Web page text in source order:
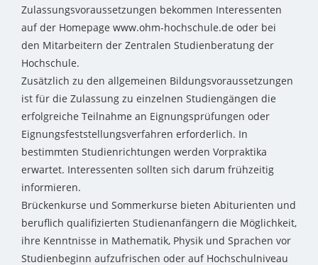
Zulassungsvoraussetzungen bekommen Interessenten
auf der Homepage www.ohm-hochschule.de oder bei
den Mitarbeitern der Zentralen Studienberatung der
Hochschule.
Zusätzlich zu den allgemeinen Bildungsvoraussetzungen
ist für die Zulassung zu einzelnen Studiengängen die
erfolgreiche Teilnahme an Eignungsprüfungen oder
Eignungsfeststellungsverfahren erforderlich. In
bestimmten Studienrichtungen werden Vorpraktika
erwartet. Interessenten sollten sich darum frühzeitig
informieren.
Brückenkurse und Sommerkurse bieten Abiturienten und
beruflich qualifizierten Studienanfängern die Möglichkeit,
ihre Kenntnisse in Mathematik, Physik und Sprachen vor
Studienbeginn aufzufrischen oder auf Hochschulniveau